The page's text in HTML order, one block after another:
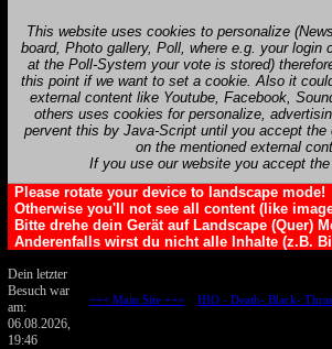
This website uses cookies to personalize
board, Photo gallery, Poll, where e.g. your login
at the Poll-System your vote is stored)
this point if we want to set a cookie. Also it
external content like Youtube, Facebook,
others uses cookies for personalize,
pervent this by Java-Script until you accept
on the mentioned external
If you use our website you accept
Please rotate your device to landscape mode!
Otherwise you'll not see all content (like
Bitte drehe dein Gerät auf Landscape (Quer)
Anderenfalls wirst du nicht alle Inhalte (z.B.
Dein letzter
Besuch war
am:
06.08.2026,
19:46
+++ Main Site +++:: HIO - Death- Black-